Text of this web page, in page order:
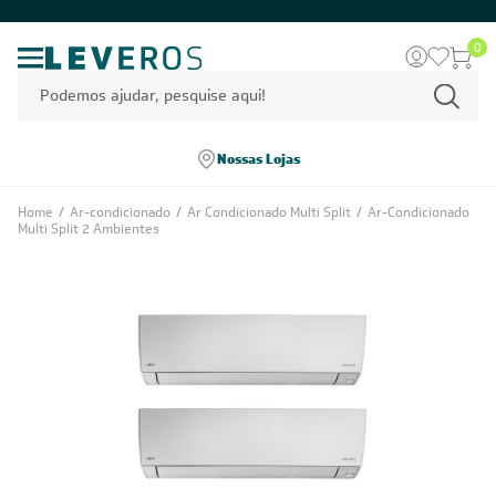
0
Nossas Lojas
Home / Ar-condicionado / Ar Condicionado Multi Split / Ar-Condicionado
Multi Split 2 Ambientes